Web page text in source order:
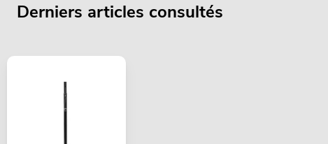
Derniers articles consultés